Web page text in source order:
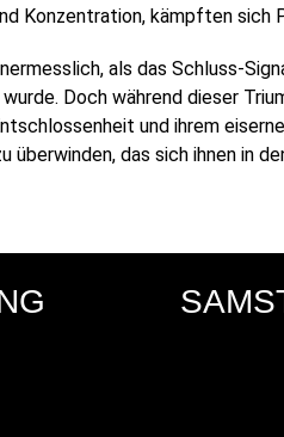
Konzentration, kämpften
als das Schluss-
Doch während dieser
und ihrem
überwinden, das sich ihnen in